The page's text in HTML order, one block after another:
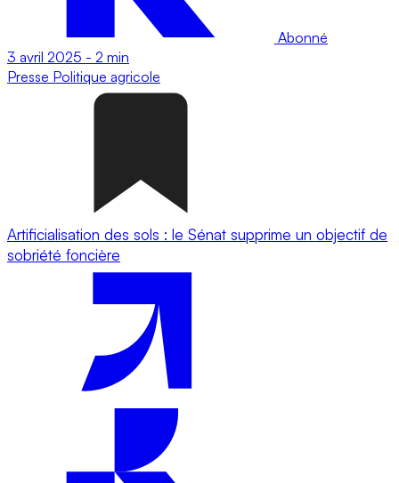
Abonné
3 avril 2025 - 2 min
Presse Politique agricole
Artificialisation des sols : le Sénat supprime un objectif de
sobriété foncière